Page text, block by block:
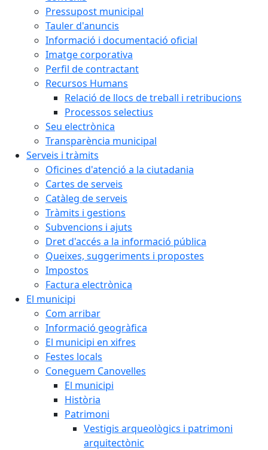
Pressupost municipal
Tauler d'anuncis
Informació i documentació oficial
Imatge corporativa
Perfil de contractant
Recursos Humans
Relació de llocs de treball i retribucions
Processos selectius
Seu electrònica
Transparència municipal
Serveis i tràmits
Oficines d'atenció a la ciutadania
Cartes de serveis
Catàleg de serveis
Tràmits i gestions
Subvencions i ajuts
Dret d'accés a la informació pública
Queixes, suggeriments i propostes
Impostos
Factura electrònica
El municipi
Com arribar
Informació geogràfica
El municipi en xifres
Festes locals
Coneguem Canovelles
El municipi
Història
Patrimoni
Vestigis arqueològics i patrimoni
arquitectònic